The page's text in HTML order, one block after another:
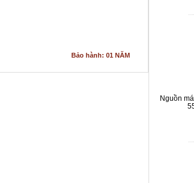
Bảo hành: 01 NĂM
Nguồn